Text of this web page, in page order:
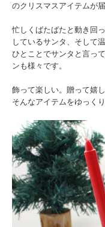
のクリスマスアイテムが届
忙しくばたばたと動き回
しているサンタ、そして
ひとことでサンタと言っ
ンも様々です。
飾って楽しい。贈って嬉し
そんなアイテムをゆっく